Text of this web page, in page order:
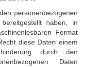
personenbezogenen
haben, in
Format
diese Daten einem
durch den
Daten